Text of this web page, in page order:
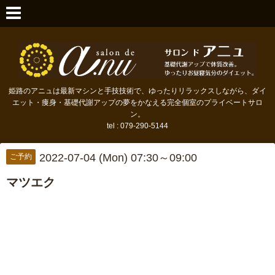
姫路のアニュは最新マシンと手技技術で、ゆったりリラックスしながら、ダイ
エット・痩身・基礎代謝アップの夢をかなえる完全個室のプライベートサロ
ン。
tel : 079-290-5144
ご予約 2022-07-04 (Mon) 07:30～09:00
マツエク